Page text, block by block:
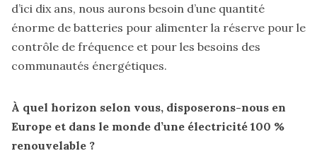
d’ici dix ans, nous aurons besoin d’une quantité
énorme de batteries pour alimenter la réserve pour le
contrôle de fréquence et pour les besoins des
communautés énergétiques.
À quel horizon selon vous, disposerons-nous en
Europe et dans le monde d’une électricité 100 %
renouvelable ?
Abonnez-vous à notre newsletter et accédez ainsi
directement à tous nos contenus
S'inscrire & continuer